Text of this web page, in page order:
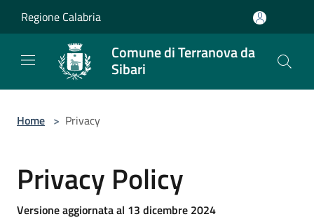
Regione Calabria
Comune di Terranova da
Sibari
Home > Privacy
Privacy Policy
Versione aggiornata al 13 dicembre 2024